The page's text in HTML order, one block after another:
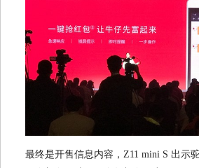
最终是开售信息内容，Z11 mini S 出示